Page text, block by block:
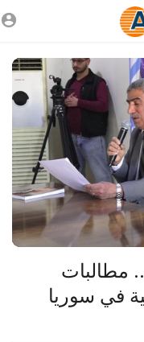
1080p
360p
240p
auto
مطالبات
في سوريا